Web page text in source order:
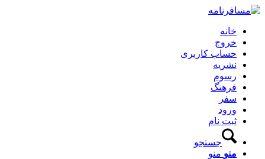
خانه
خروج
حساب کاربری
نشریه
رسوم
فرهنگ
سفر
ورود
ثبت نام
جستجو
منو منو